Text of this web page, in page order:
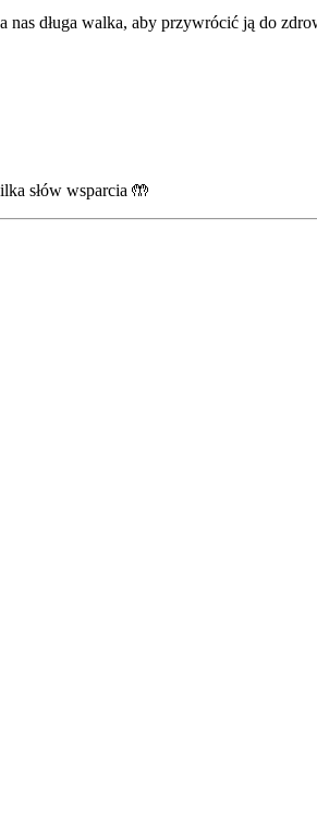
nas długa walka, aby przywrócić ją do
słów wsparcia 🤲